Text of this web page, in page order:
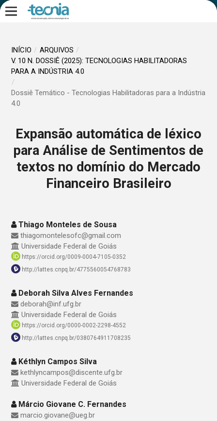
INÍCIO / ARQUIVOS /
V. 10 N. DOSSIÊ (2025): TECNOLOGIAS HABILITADORAS
PARA A INDÚSTRIA 4.0
/
Dossiê Temático - Tecnologias Habilitadoras para a Indústria
4.0
Expansão automática de léxico
para Análise de Sentimentos de
textos no domínio do Mercado
Financeiro Brasileiro
Thiago Monteles de Sousa
thiagomontelesofc@gmail.com
Universidade Federal de Goiás
https://orcid.org/0009-0004-7105-0352
http://lattes.cnpq.br/4775560054768783
Deborah Silva Alves Fernandes
deborah@inf.ufg.br
Universidade Federal de Goiás
https://orcid.org/0000-0002-2298-4552
http://lattes.cnpq.br/0380764911708235
Kéthlyn Campos Silva
kethlyncampos@discente.ufg.br
Universidade Federal de Goiás
Márcio Giovane C. Fernandes
marcio.giovane@ueg.br